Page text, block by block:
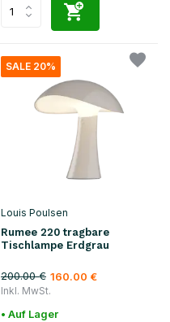
SALE 20%
Louis Poulsen
Rumee 220 tragbare
Tischlampe Erdgrau
200.00 € 160.00 €
Inkl. MwSt.
• Auf Lager